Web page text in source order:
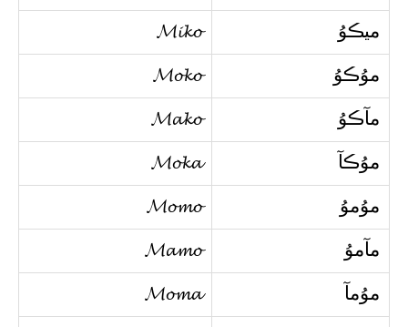
ميڪوُ 𝓜𝓲𝓴𝓸
موُڪوُ 𝓜𝓸𝓴𝓸
مآڪوُ 𝓜𝓪𝓴𝓸
موُڪآ 𝓜𝓸𝓴𝓪
موُموُ 𝓜𝓸𝓶𝓸
مآموُ 𝓜𝓪𝓶𝓸
موُمآ 𝓜𝓸𝓶𝓪